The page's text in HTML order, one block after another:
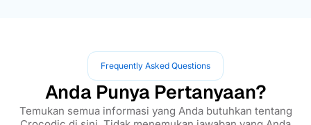
Frequently Asked Questions
Anda Punya Pertanyaan?
Temukan semua informasi yang Anda butuhkan tentang